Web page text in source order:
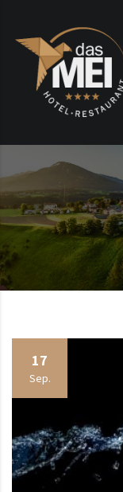
17
Sep.